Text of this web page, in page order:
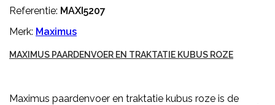
Referentie: MAXI5207
Merk: Maximus
MAXIMUS PAARDENVOER EN TRAKTATIE KUBUS ROZE
Maximus paardenvoer en traktatie kubus roze is de